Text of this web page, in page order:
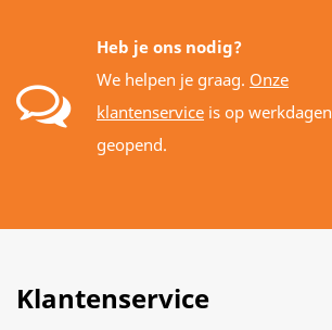
Heb je ons nodig?
We helpen je graag. Onze
klantenservice is op werkdagen
geopend.
Klantenservice